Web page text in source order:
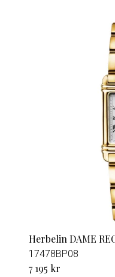
Herbelin DAME
17478BP08
7 195 kr